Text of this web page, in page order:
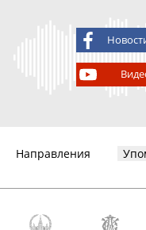
Направления